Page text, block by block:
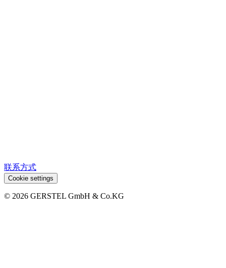
联系方式
Cookie settings
© 2026 GERSTEL GmbH & Co.KG